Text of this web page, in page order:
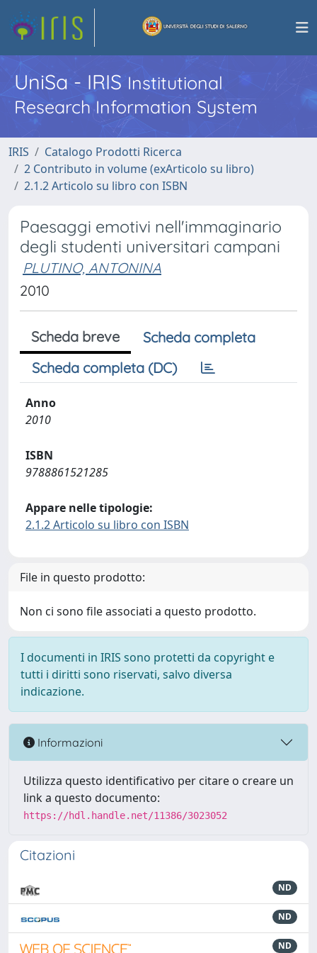
UniSa - IRISInstitutional
Research Information System
IRIS
Catalogo Prodotti Ricerca
2 Contributo in volume (exArticolo su libro)
2.1.2 Articolo su libro con ISBN
Paesaggi emotivi nell'immaginario
degli studenti universitari campani
PLUTINO, ANTONINA
2010
Scheda breve
Scheda completa
Scheda completa (DC)
Anno
2010
ISBN
9788861521285
Appare nelle tipologie:
2.1.2 Articolo su libro con ISBN
File in questo prodotto:
Non ci sono file associati a questo prodotto.
I documenti in IRIS sono protetti da copyright e
tutti i diritti sono riservati, salvo diversa
indicazione.
Informazioni
Utilizza questo identificativo per citare o creare un
link a questo documento:
https://hdl.handle.net/11386/3023052
Citazioni
ND
ND
ND